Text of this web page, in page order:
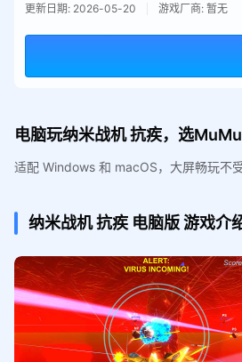
更新日期: 2026-05-20 游戏厂商: 暂无
电脑玩纳米战机 抗疾，选
适配 Windows 和 macOS，大屏畅玩不受
纳米战机 抗疾 电脑版游戏介